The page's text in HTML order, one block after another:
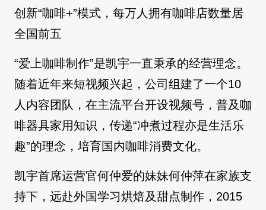
创新“咖啡+”模式，每万人拥有咖啡店数量居
全国前五
“爱上咖啡制作”是凯宇一直秉承的经营理念。
随着近年来短视频兴起，公司组建了一个10
人内容团队，在主流平台开设视频号，普及咖
啡器具家用知识，传递“冲煮过程亦是生活乐
趣”的理念，培育国内咖啡消费文化。
凯宇首席运营官何仲爱的妹妹何仲萍在家族支
持下，远赴外国学习烘焙及甜点制作，2015